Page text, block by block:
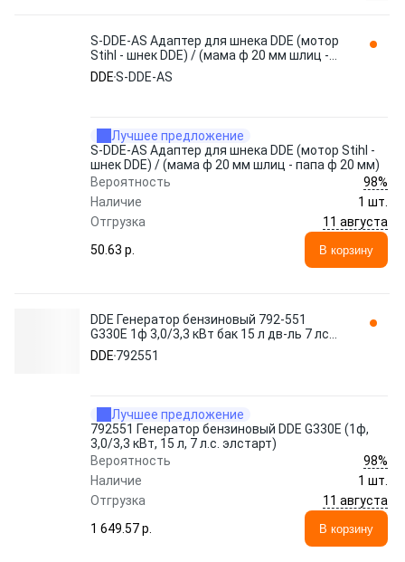
S-DDE-AS Адаптер для шнека DDE (мотор
Stihl - шнек DDE) / (мама ф 20 мм шлиц -
папа ф 20 мм)
DDES-DDE-AS
Лучшее предложение
S-DDE-AS Адаптер для шнека DDE (мотор Stihl -
шнек DDE) / (мама ф 20 мм шлиц - папа ф 20 мм)
Вероятность
98%
Наличие
1 шт.
Отгрузка
11 августа
50.63 p.
В корзину
DDE Генератор бензиновый 792-551
G330E 1ф 3,0/3,3 кВт бак 15 л дв-ль 7 лc
элстар
DDE 792551
Лучшее предложение
792551 Генератор бензиновый DDE G330E (1ф,
3,0/3,3 кВт, 15 л, 7 л.с. элстарт)
Вероятность
98%
Наличие
1 шт.
Отгрузка
11 августа
1 649.57 p.
В корзину